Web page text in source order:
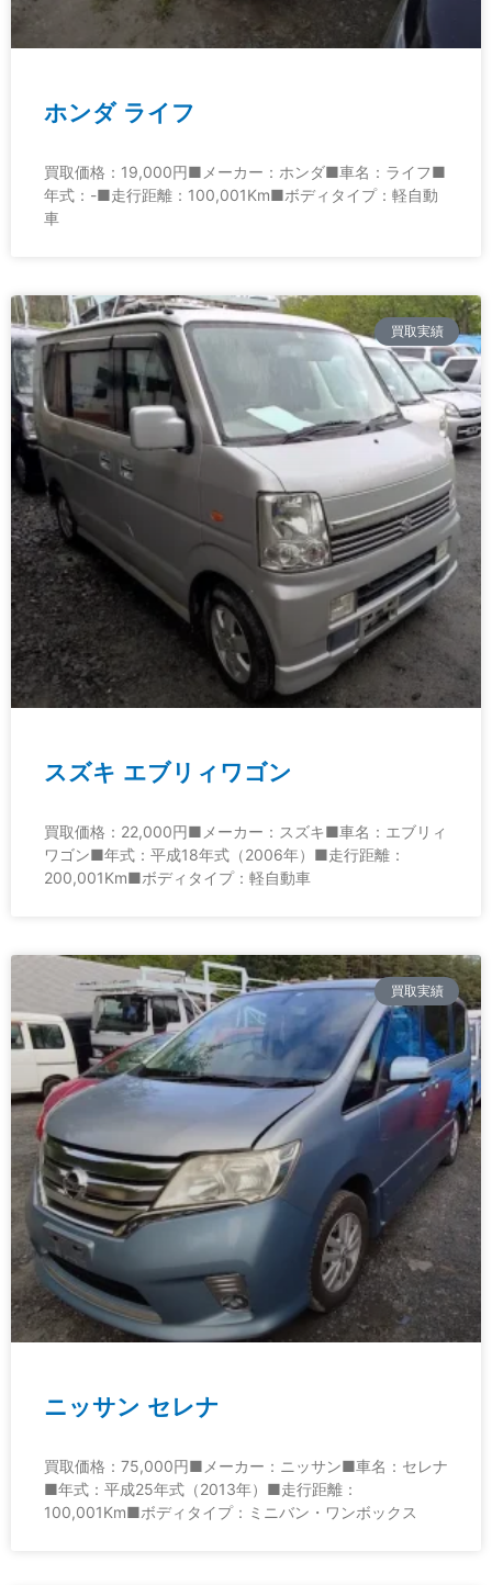
ホンダ ライフ
買取価格：19,000円■メーカー：ホンダ■車名：ライフ■
年式：-■走行距離：100,001Km■ボディタイプ：軽自動
車
買取実績
スズキ エブリィワゴン
買取価格：22,000円■メーカー：スズキ■車名：エブリィ
ワゴン■年式：平成18年式（2006年）■走行距離：
200,001Km■ボディタイプ：軽自動車
買取実績
ニッサン セレナ
買取価格：75,000円■メーカー：ニッサン■車名：セレナ
■年式：平成25年式（2013年）■走行距離：
100,001Km■ボディタイプ：ミニバン・ワンボックス